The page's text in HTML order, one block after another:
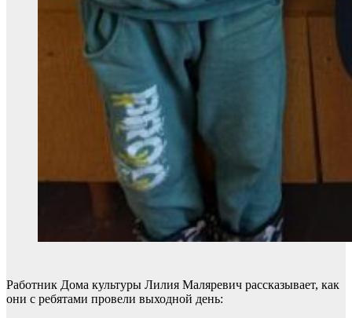
Работник Дома культуры Лилия Маляревич рассказывает, как
они с ребятами провели выходной день: